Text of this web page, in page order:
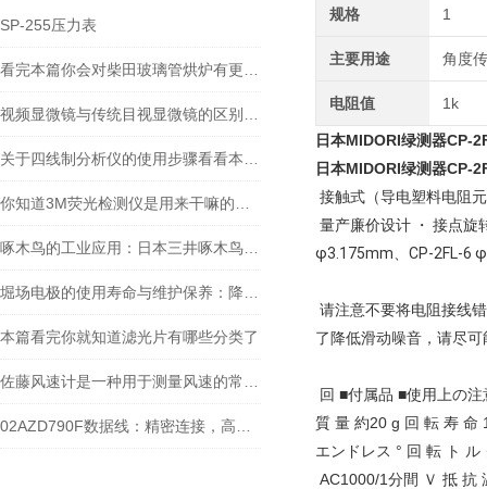
SP-255压力表
本篇看完你就知道滤光片有哪些分类了
规格 1
主要用途 角度
电阻值 1k
日本MIDORI绿测器CP-
日本MIDORI绿测器CP-
接触式（导电塑料电阻
量产廉价设计 ・ 接点旋
φ3.175mm、CP-2FL-6
请注意不要将电阻接线
了降低滑动噪音，请尽
回 ■付属品 ■使用上の
質 量 約20 g 回 転 寿 命
エンドレス ° 回 転 ト ル
AC1000/1分間 Ｖ 抵 抗